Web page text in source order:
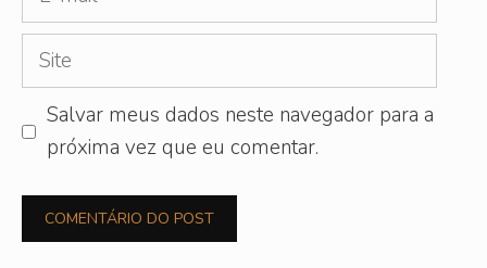
mail
Site
Salvar meus dados neste navegador para a
próxima vez que eu comentar.